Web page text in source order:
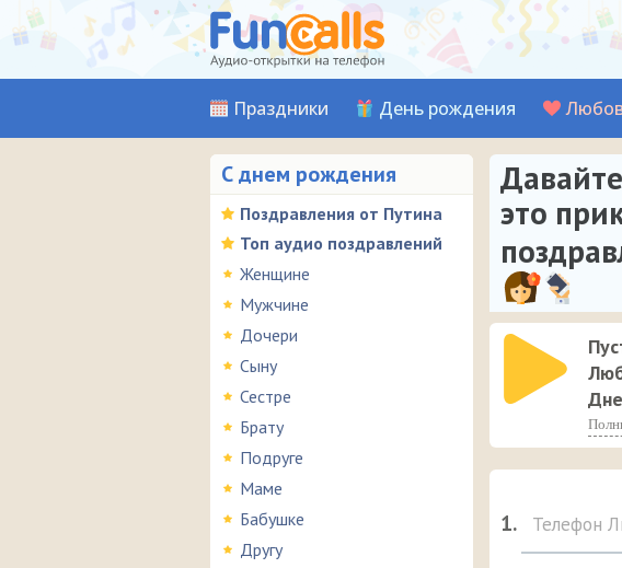
Праздники День рождения
С днем рождения
Поздравления от Путина
Топ аудио поздравлений
Женщине
Мужчине
Дочери
Сыну
Сестре
Брату
Подруге
Маме
Бабушке
Другу
это
1.